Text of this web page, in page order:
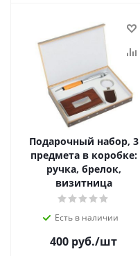
Подарочный набор, 3
предмета в коробке:
ручка, брелок,
визитница
Есть в наличии
400 руб./шт